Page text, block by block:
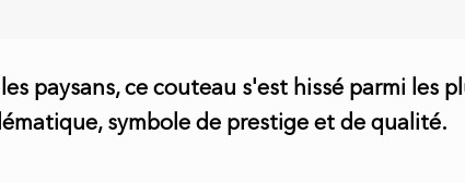
paysans, ce couteau s'est hissé parmi les
symbole de prestige et de qualité.